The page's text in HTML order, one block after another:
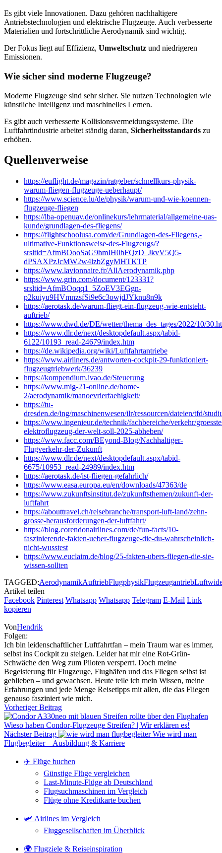
Es gibt viele Innovationen. Dazu gehören nachhaltigere
Antriebstechnologien und elektrische Flugzeuge. Auch verbesserte
Materialien und fortschrittliche Aerodynamik sind wichtig.
Der Fokus liegt auf Effizienz, Umweltschutz und niedrigeren
Emissionen.
Wie sicher sind moderne Flugzeuge?
Moderne Flugzeuge sind sehr sicher. Sie nutzen Technologien wie
künstliche Intelligenz und maschinelles Lernen.
Es gibt auch verbesserte Kollisionsvermeidungssysteme. Die
Luftfahrtindustrie arbeitet ständig daran, Sicherheitsstandards zu
erhöhen.
Quellenverweise
https://euflight.de/magazin/ratgeber/schnellkurs-physik-
warum-fliegen-flugzeuge-ueberhaupt/
https://www.science.lu/de/physik/warum-und-wie-koennen-
flugzeuge-fliegen
https://lba-openuav.de/onlinekurs/lehrmaterial/allgemeine-uas-
kunde/grundlagen-des-fliegens/
https://flightschoolusa.com/de/Grundlagen-des-Fliegens,-
ultimative-Funktionsweise-des-Flugzeugs/?
srsltid=AfmBOooSaG9hmIH0bFQzD_JkvV5Q5-
dPSAXPzJcMW2w4lzbZgyMHTKTP
https://www.lavionnaire.fr/AllAerodynamik.php
https://www.grin.com/document/123331?
srsltid=AfmBOoqq1_5ZoEV3EGgn-
p2kuiyu9HVmnzsfSi9e6c3owjdJYknu8n9k
https://aerotask.de/warum-fliegt-ein-flugzeug-wie-entsteht-
auftrieb/
https://www.dwd.de/DE/wetter/thema_des_tages/2022/10/
https://www.dlr.de/next/desktopdefault.aspx/tabid-
6122/10193_read-24679/index.htm
https://de.wikipedia.org/wiki/Luftfahrtantriebe
https://www.airliners.de/antworten-cockpit-29-funktioniert-
flugzeugtriebwerk/36239
https://kompendium.ivao.de/Steuerung
https://www.mig-21-online.de/home-
2/aerodynamik/manoevrierfaehigkeit/
https://tu-
dresden.de/ing/maschinenwesen/ilr/ressourcen/dateien/tfd/
https://www.ingenieur.de/technik/fachbereiche/verkehr/
elektroflugzeug-der-welt-soll-2025-abheben/
https://www.facc.com/BEyond-Blog/Nachhaltiger-
Flugverkehr-der-Zukunft
https://www.dlr.de/next/desktopdefault.aspx/tabid-
6675/10953_read-24989/index.htm
https://aerotask.de/ist-fliegen-gefahrlich/
https://www.easa.europa.eu/en/downloads/47363/de
https://www.zukunftsinstitut.de/zukunftsthemen/zukunft-der-
luftfahrt
https://abouttravel.ch/reisebranche/transport-luft-land/zehn-
grosse-herausforderungen-der-luftfahrt/
https://blog.corendonairlines.com/de/fun-facts/10-
faszinierende-fakten-ueber-flugzeuge-die-du-wahrscheinlich-
nicht-wusstest
https://www.euclaim.de/blog/25-fakten-ubers-fliegen-die-sie-
wissen-sollten
TAGGED:AerodynamikAuftriebFlugphysikFlugzeugantrieb
Artikel teilen
Facebook Pinterest Whatsapp Whatsapp Telegram E-Mail Link
kopieren
VonHendrik
Folgen:
Ich bin leidenschaftlicher Luftfahrtfan – mein Traum war es immer,
selbst ins Cockpit zu steigen. Leider hat mir eine Rot-Grün-
Schwäche den Weg zum Piloten versperrt. Doch meine
Begeisterung für Flugzeuge, Flughäfen und das Fliegen selbst ist
geblieben – und gewachsen. Heute teile ich mein Wissen, meine
Erfahrungen und jede Menge Reisetipps mit allen, die das Fliegen
genauso fasziniert wie mich.
Vorheriger Beitrag
Wieso haben Condor-Flugzeuge Streifen? | Wir erklären es!
Nächster Beitrag
Wie wird man
Flugbegleiter – Ausbildung & Karriere
✈️ Flüge buchen
Günstige Flüge vergleichen
Last-Minute-Flüge ab Deutschland
Flugsuchmaschinen im Vergleich
Flüge ohne Kreditkarte buchen
🛩️ Airlines im Vergleich
Fluggesellschaften im Überblick
🌍 Flugziele & Reiseinspiration